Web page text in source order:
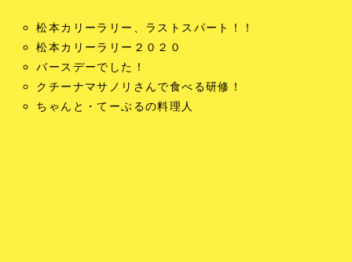
松本カリーラリー、ラストスパート！！
松本カリーラリー２０２０
バースデーでした！
クチーナマサノリさんで食べる研修！
ちゃんと・てーぶるの料理人